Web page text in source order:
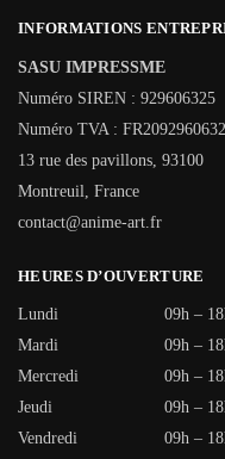
INFORMATIONS
SASU IMPRESSME
Numéro SIREN : 929606325
Numéro TVA :
13 rue des pavillons, 93100
Montreuil, France
contact@anime-art.fr
HEURES D’OUVERTURE
Lundi
09h –
Mardi
09h –
Mercredi
09h –
Jeudi
09h –
Vendredi
09h –